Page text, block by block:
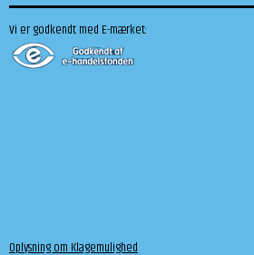
Vi er godkendt med E-mærket:
Oplysning om Klagemulighed